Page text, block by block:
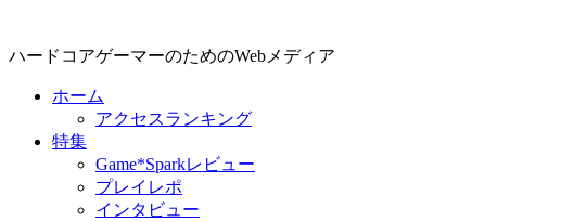
ハードコアゲーマーのためのWebメディア
ホーム
アクセスランキング
特集
Game*Sparkレビュー
プレイレポ
インタビュー